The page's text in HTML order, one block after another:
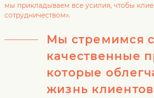
мы прикладываем все усилия, чтобы
сотрудничеством».
Мы стремимся
качественные
которые
жизнь